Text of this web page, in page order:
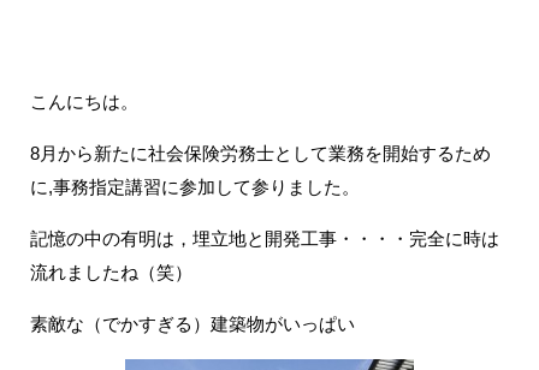
こんにちは。
8月から新たに社会保険労務士として業務を開始するため
に,事務指定講習に参加して参りました。
記憶の中の有明は，埋立地と開発工事・・・・完全に時は
流れましたね（笑）
素敵な（でかすぎる）建築物がいっぱい